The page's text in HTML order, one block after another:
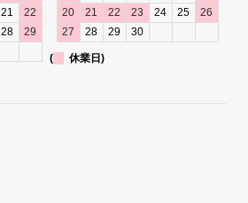
21
22
28
29
20
21 22 23 24 25
26
27
28 29 30
( 休業日)